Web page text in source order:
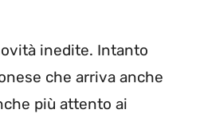
inedite. Intanto
che arriva anche
più attento ai